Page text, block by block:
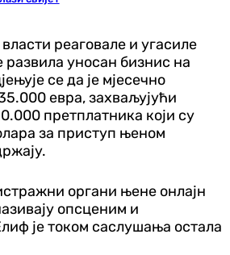
реаговале и угасиле
развила уносан бизнис на
се да је мјесечно
евра, захваљујући
претплатника који су
за приступ њеном
органи њене онлајн
опсценим и
је током саслушања остала